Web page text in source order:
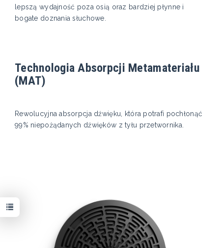
lepszą wydajność poza osią oraz bardziej płynne i
bogate doznania słuchowe.
Technologia Absorpcji Metamateriału
(MAT)
Rewolucyjna absorpcja dźwięku, która potrafi pochłonąć
99% niepożądanych dźwięków z tyłu przetwornika.